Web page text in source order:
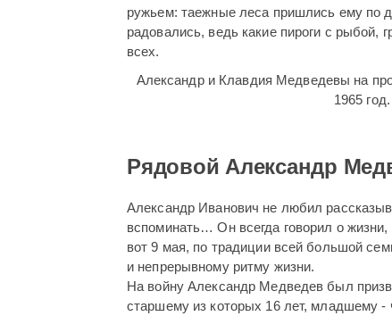
ружьем: таежные леса пришлись ему по
радовались, ведь какие пироги с рыбой,
всех.
Александр и Клавдия Медведевы на
1965 год.
Рядовой Александр
Александр Иванович не любил
вспоминать… Он всегда говорил о
вот 9 мая, по традиции всей большой
и непрерывному ритму жизни.
На войну Александр Медведев был
старшему из которых 16 лет, младшему